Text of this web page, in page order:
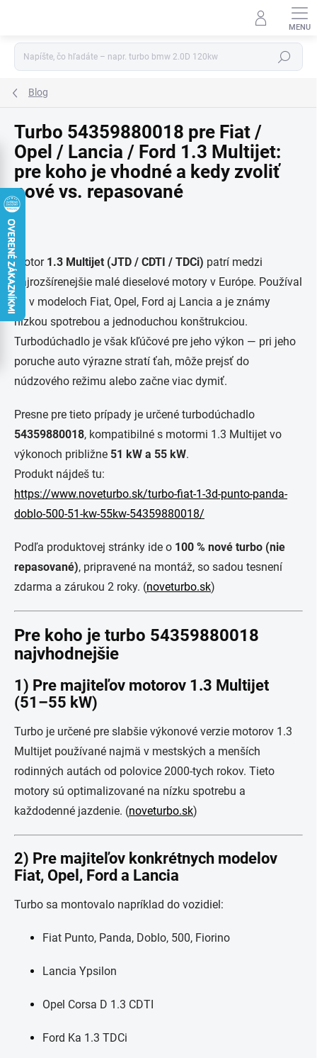
Hľadať
Blog
Turbo 54359880018 pre Fiat /
Opel / Lancia / Ford 1.3 Multijet:
pre koho je vhodné a kedy zvoliť
nové vs. repasované
Motor 1.3 Multijet (JTD / CDTI / TDCi) patrí medzi
najrozšírenejšie malé dieselové motory v Európe. Používal
sa v modeloch Fiat, Opel, Ford aj Lancia a je známy
nízkou spotrebou a jednoduchou konštrukciou.
Turbodúchadlo je však kľúčové pre jeho výkon — pri jeho
poruche auto výrazne stratí ťah, môže prejsť do
núdzového režimu alebo začne viac dymiť.
Presne pre tieto prípady je určené turbodúchadlo
54359880018, kompatibilné s motormi 1.3 Multijet vo
výkonoch približne 51 kW a 55 kW.
Produkt nájdeš tu:
https://www.noveturbo.sk/turbo-fiat-1-3d-punto-panda-
doblo-500-51-kw-55kw-54359880018/
Podľa produktovej stránky ide o 100 % nové turbo (nie
repasované), pripravené na montáž, so sadou tesnení
zdarma a zárukou 2 roky. (noveturbo.sk)
Pre koho je turbo 54359880018
najvhodnejšie
1) Pre majiteľov motorov 1.3 Multijet
(51–55 kW)
Turbo je určené pre slabšie výkonové verzie motorov 1.3
Multijet používané najmä v mestských a menších
rodinných autách od polovice 2000-tych rokov. Tieto
motory sú optimalizované na nízku spotrebu a
každodenné jazdenie. (noveturbo.sk)
2) Pre majiteľov konkrétnych modelov
Fiat, Opel, Ford a Lancia
Turbo sa montovalo napríklad do vozidiel:
Fiat Punto, Panda, Doblo, 500, Fiorino
Lancia Ypsilon
Opel Corsa D 1.3 CDTI
Ford Ka 1.3 TDCi